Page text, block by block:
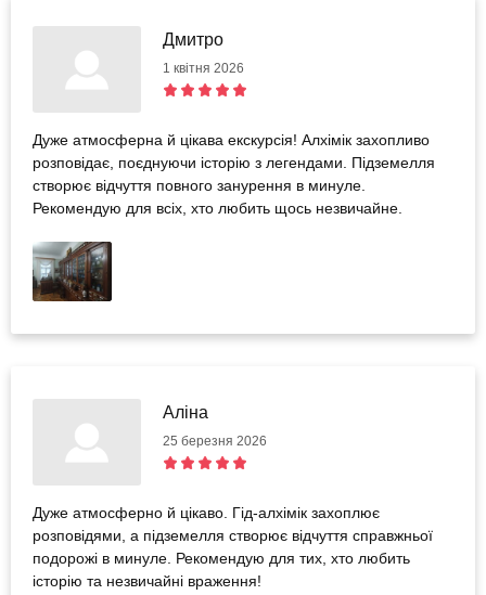
Дмитро
1 квітня 2026
Дуже атмосферна й цікава екскурсія! Алхімік захопливо
розповідає, поєднуючи історію з легендами. Підземелля
створює відчуття повного занурення в минуле.
Рекомендую для всіх, хто любить щось незвичайне.
Аліна
25 березня 2026
Дуже атмосферно й цікаво. Гід-алхімік захоплює
розповідями, а підземелля створює відчуття справжньої
подорожі в минуле. Рекомендую для тих, хто любить
історію та незвичайні враження!